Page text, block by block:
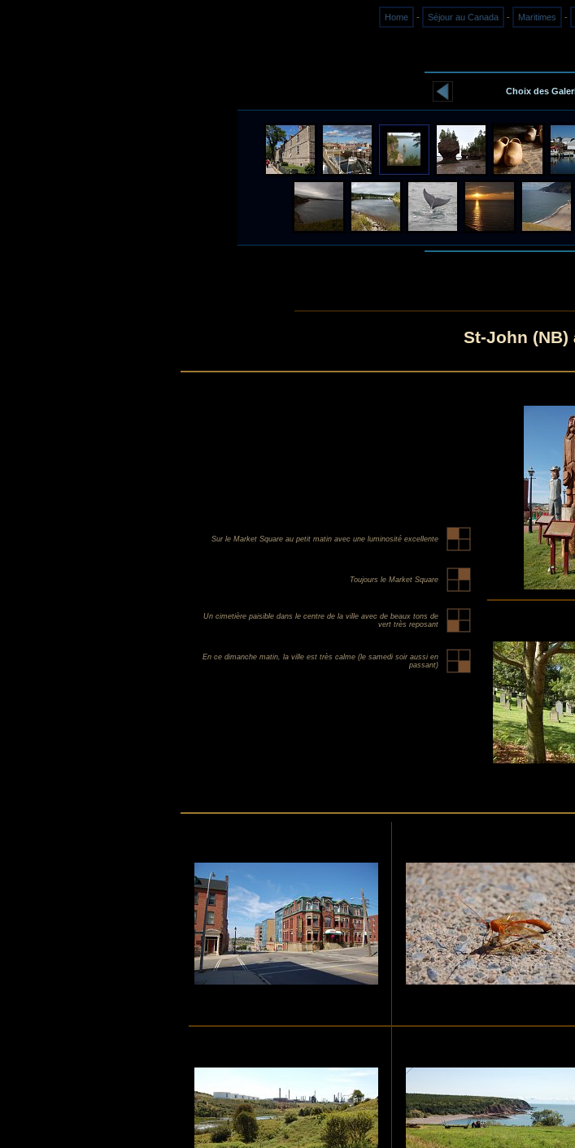
Home - Séjour au Canada - Maritimes -
Choix des
St-John (NB)
Sur le Market Square au petit matin avec une luminosité excellente
Toujours le Market Square
Un cimetière paisible dans le centre de la ville avec de beaux tons de
vert très reposant
En ce dimanche matin, la ville est très calme (le samedi soir aussi en
passant)